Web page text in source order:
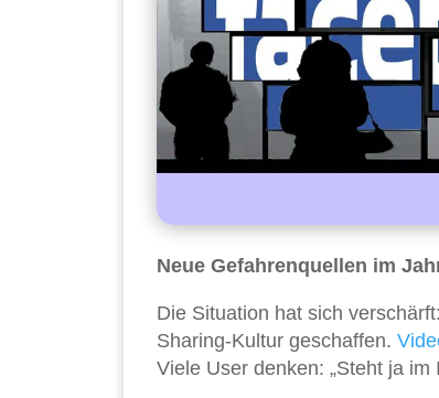
Neue Gefahrenquellen im
Die Situation hat sich
Sharing-Kultur geschaffen.
Viele User denken: „Steht ja